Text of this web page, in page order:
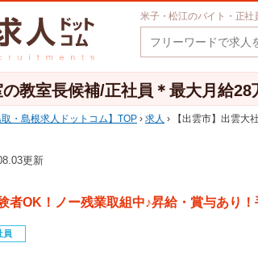
米子・松江のバイト・正
教室長候補/正社員＊最大月給
・島根求人ドットコム TOP › 求人 › 【出雲市】出雲大
更新
者OK！ノー残業取組中♪昇給・賞与あり
員